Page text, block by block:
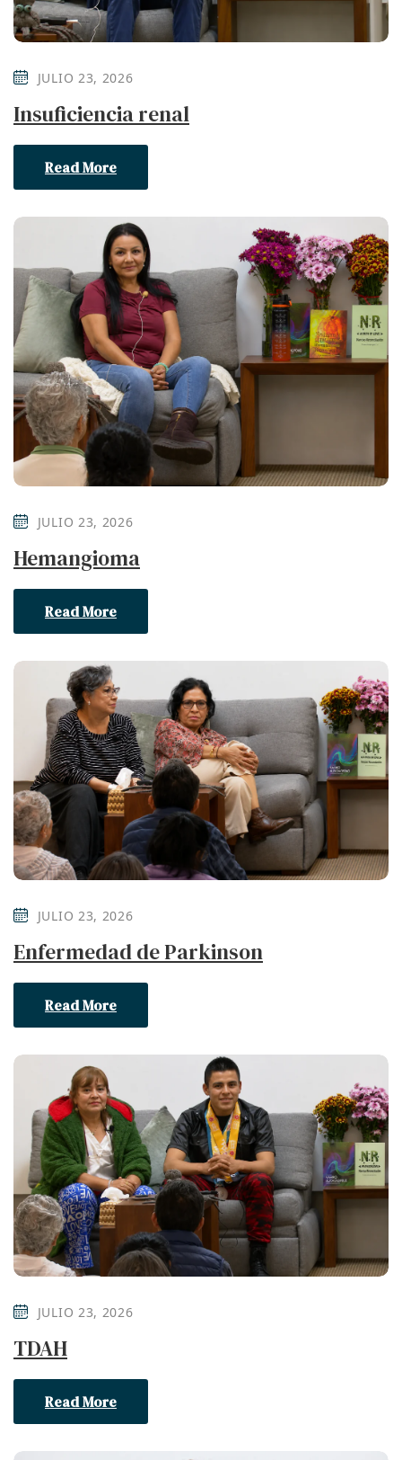
JULIO 23, 2026
Insuficiencia renal
Read More
JULIO 23, 2026
Hemangioma
Read More
JULIO 23, 2026
Enfermedad de Parkinson
Read More
JULIO 23, 2026
TDAH
Read More